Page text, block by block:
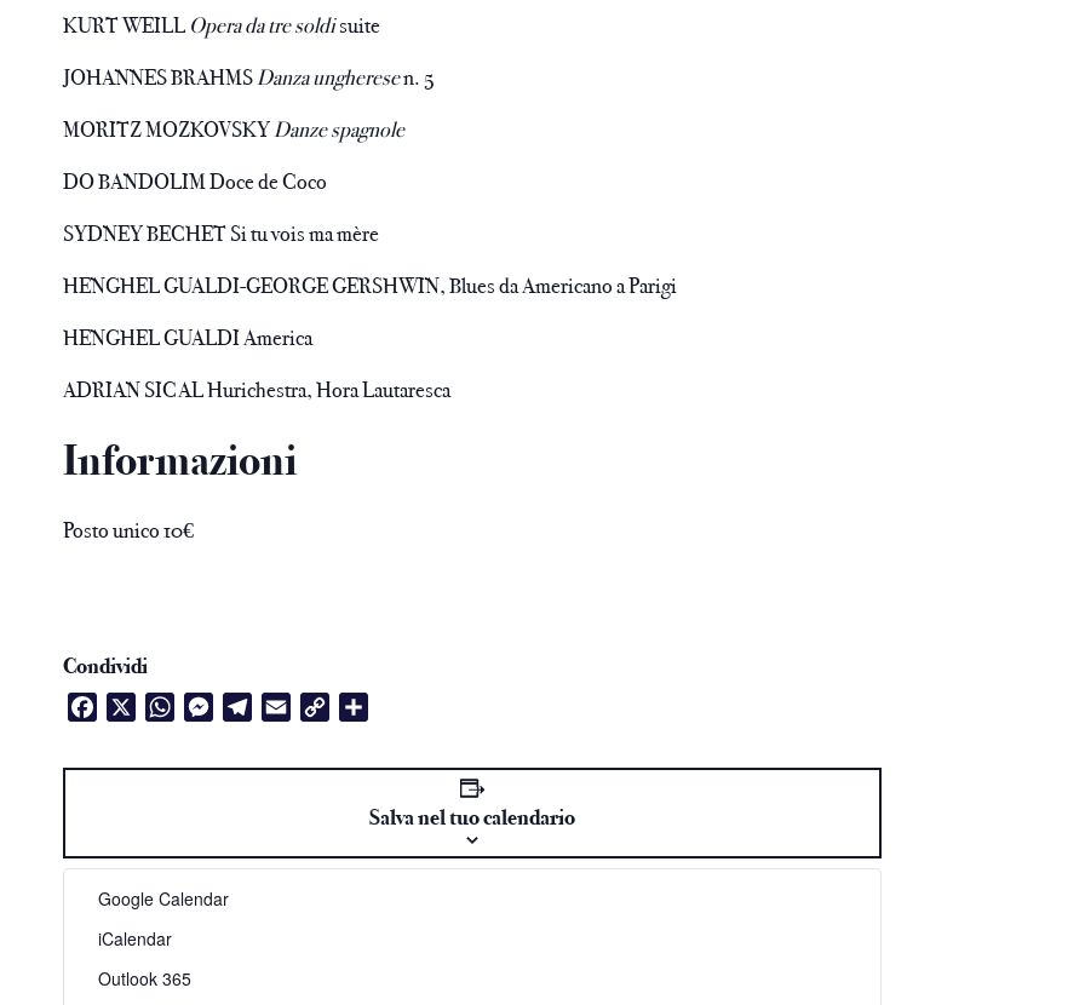
KURT WEILL Opera da tre soldisuite
JOHANNES BRAHMSDanza ungheresen. 5
MORITZ MOZKOVSKYDanze spagnole
DO BANDOLIM Doce de Coco
SYDNEY BECHET Si tu vois ma mère
HENGHEL GUALDI-GEORGE GERSHWIN, Blues da Americano a Parigi
HENGHEL GUALDI America
ADRIAN SICAL Hurichestra, Hora Lautaresca
Informazioni
Posto unico 10€
Condividi
Facebook
X WhatsAppMessenger
Telegram
Email
Copy
Salva nel tuo calendario
Google Calendar
iCalendar
Outlook 365